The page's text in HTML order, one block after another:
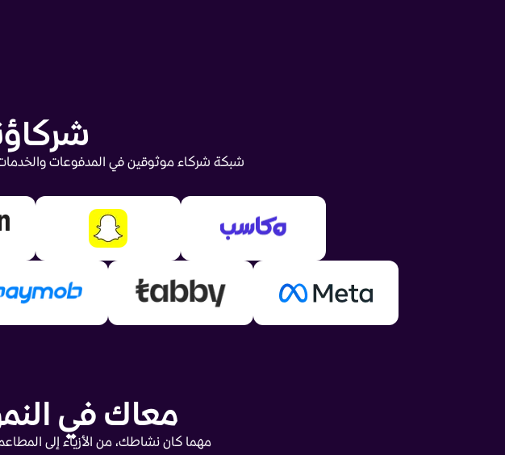
شبكة شركاء موثوقين في المدفوعات
معاك في
مهما كان نشاطك، من الأزياء إلى